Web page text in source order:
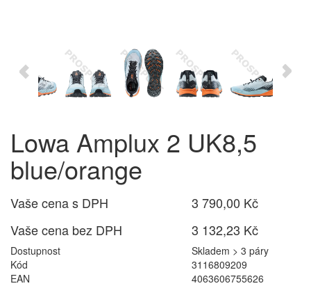
Lowa Amplux 2 UK8,5
blue/orange
Vaše cena s DPH
3 790,00 Kč
Vaše cena bez DPH
3 132,23 Kč
Dostupnost
Skladem > 3 páry
Kód
3116809209
EAN
4063606755626